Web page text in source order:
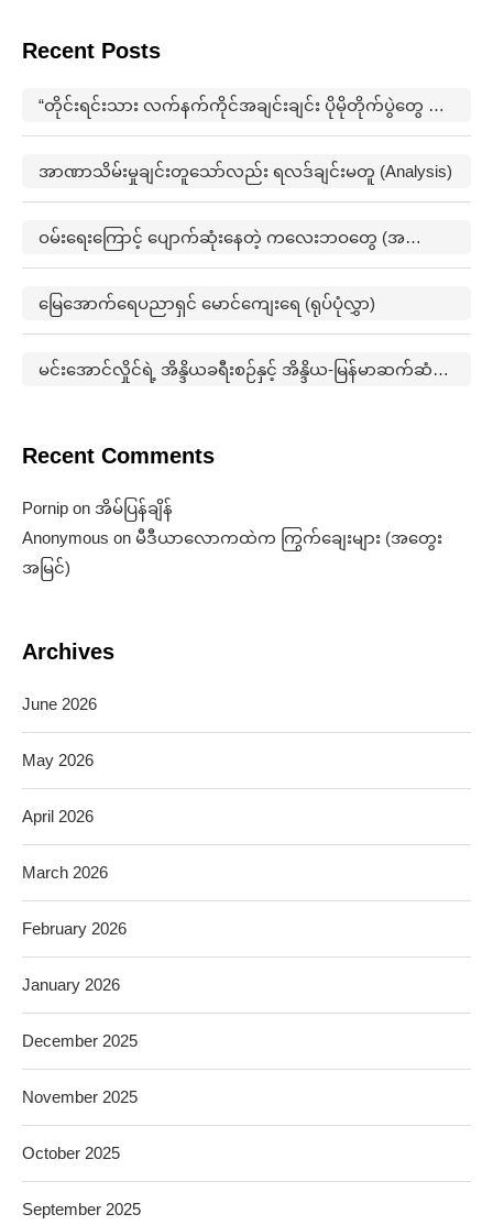
Recent Posts
“တိုင်းရင်းသား လက်နက်ကိုင်အချင်းချင်း ပိုမိုတိုက်ပွဲတွေ ဖြစ်ပွားမှုတွေက မြေရှားနဲ့ ပတ်သက်ပြီးတော့ ထိပ်တိုက်များလာတယ်”
အာဏာသိမ်းမှုချင်းတူသော်လည်း ရလဒ်ချင်းမတူ (Analysis)
ဝမ်းရေးကြောင့် ပျောက်ဆုံးနေတဲ့ ကလေးဘဝတွေ (အတွေးအမြင်)
မြေအောက်ရေပညာရှင် မောင်ကျေးရေ (ရုပ်ပုံလွှာ)
မင်းအောင်လှိုင်ရဲ့ အိန္ဒိယခရီးစဉ်နှင့် အိန္ဒိယ-မြန်မာဆက်ဆံရေးနောက်ကွယ်က မဟာဗျူဟာ (အတွေးအမြင်)
Recent Comments
Pornip on အိမ်ပြန်ချိန်
Anonymous on မီဒီယာလောကထဲက ကြွက်ချေးများ (အတွေး
အမြင်)
Archives
June 2026
May 2026
April 2026
March 2026
February 2026
January 2026
December 2025
November 2025
October 2025
September 2025